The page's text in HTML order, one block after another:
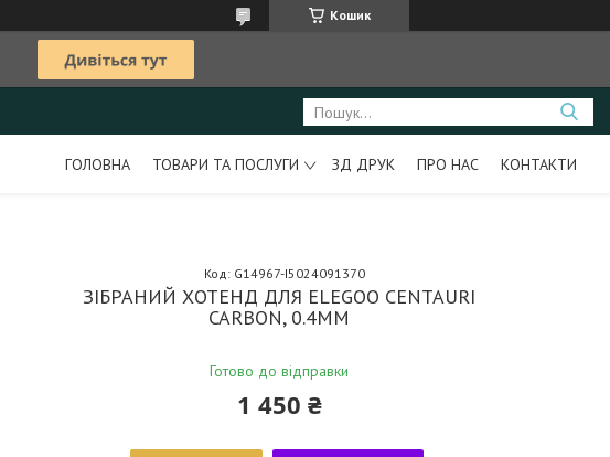
Кошик
ГОЛОВНА ТОВАРИ ТА ПОСЛУГИ ЗД ДРУК ПРО НАС КОНТАКТИ
ЗІБРАНИЙ ХОТЕНД ДЛЯ ELEGOO CENTAURI
CARBON, 0.4MM
Готово до відправки
Код: G14967-I5024091370
1 450 ₴